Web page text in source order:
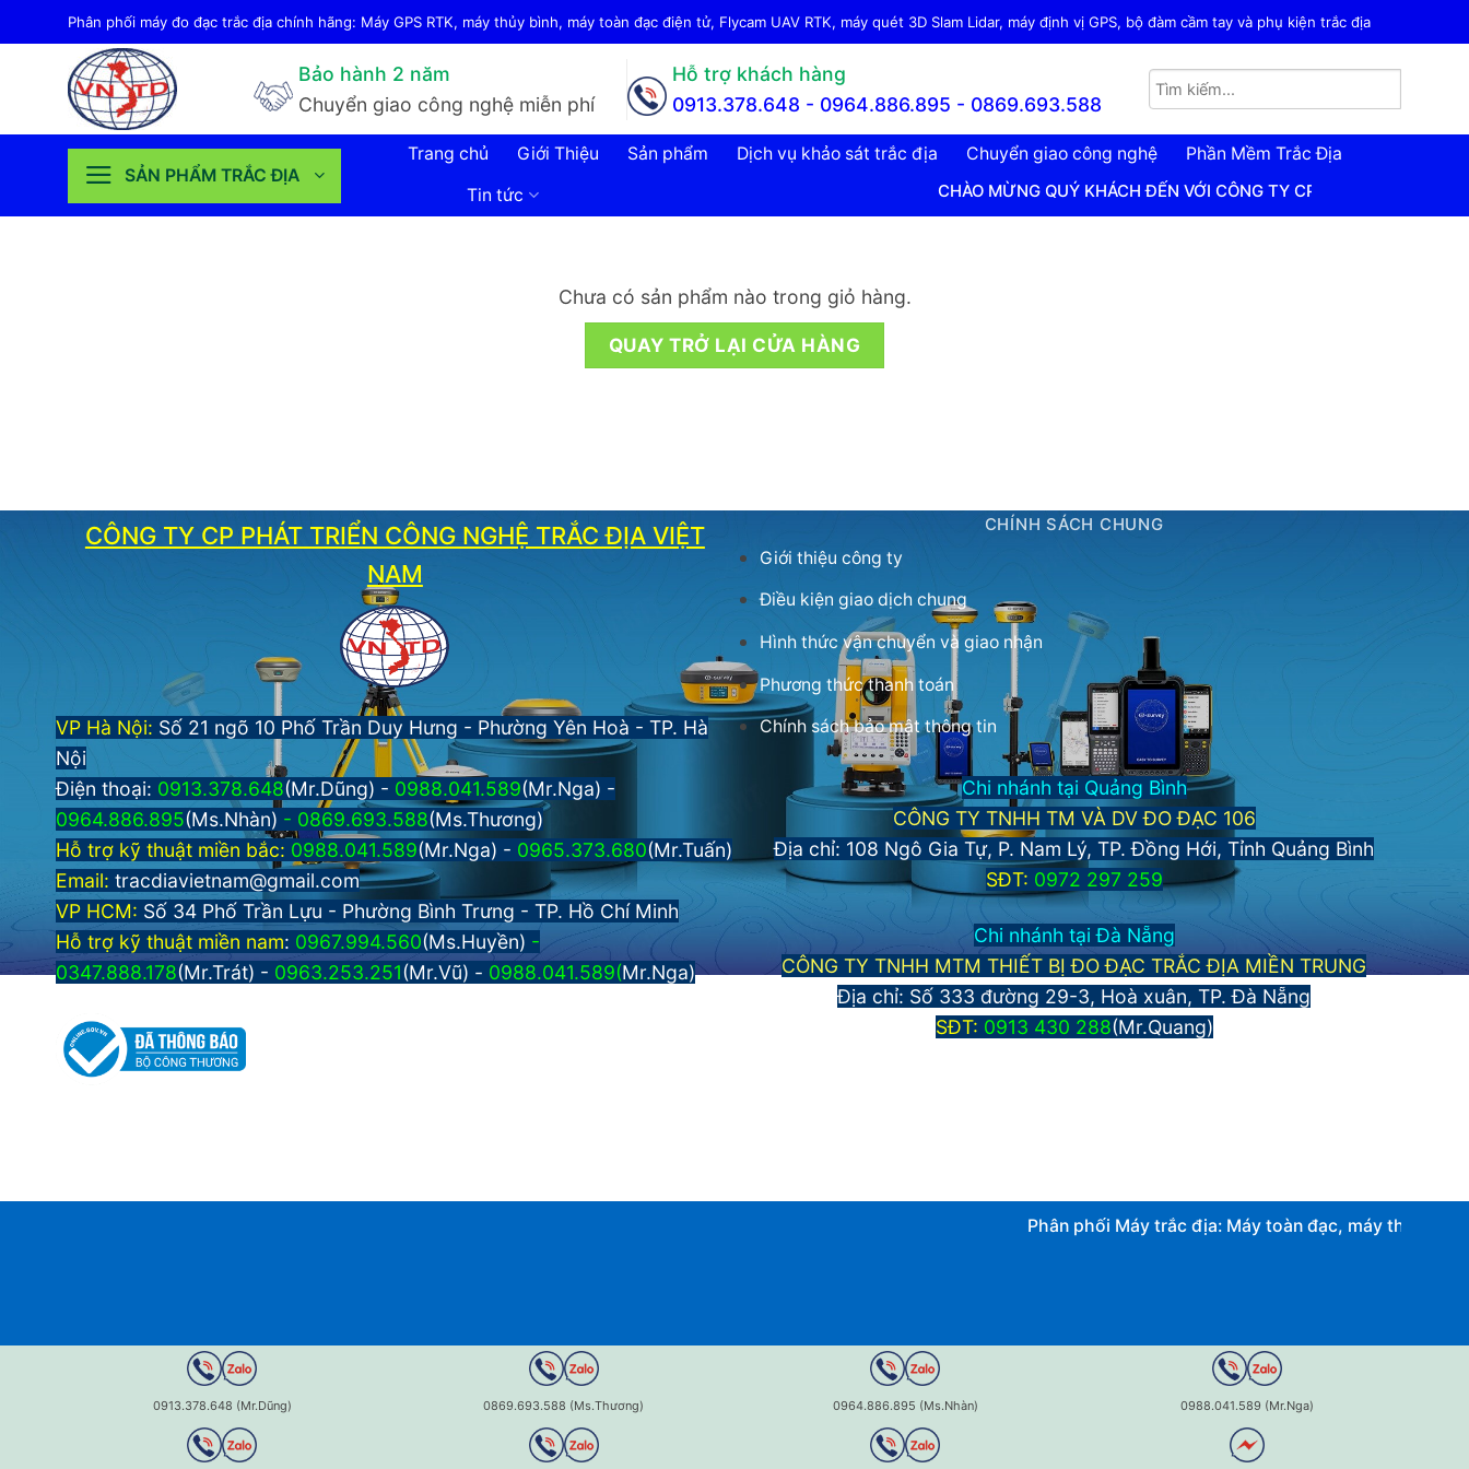
qua
Phân phối máy đo đạc trắc địa chính hãng: Máy GPS RTK, máy thủy bình, máy toàn đạc điện tử, Flycam UAV RTK, máy quét 3D Slam Lidar, máy định vị GPS, bộ đàm cầm tay và phụ kiện trắc địa
Bảo hành 2 năm
Chuyển giao công nghệ miễn phí
Hỗ trợ khách hàng
0913.378.648 - 0964.886.895 - 0869.693.588
SẢN PHẨM TRẮC ĐỊA
Trang chủ Giới Thiệu Sản phẩm Dịch vụ khảo sát trắc địa Chuyển giao công nghệ
Phần Mềm Trắc Địa
Tin tức
CHÀO MỪNG QUÝ KHÁCH ĐẾN VỚI CÔNG TY CP PHÁT TRIỂN CÔNG
Chưa có sản phẩm nào trong giỏ hàng.
QUAY TRỞ LẠI CỬA HÀNG
CÔNG TY CP PHÁT TRIỂN CÔNG NGHỆ TRẮC ĐỊA VIỆT
NAM
VP Hà Nội: Số 21 ngõ 10 Phố Trần Duy Hưng - Phường Yên Hoà - TP. Hà
Nội
Điện thoại: 0913.378.648(Mr.Dũng) - 0988.041.589(Mr.Nga) -
0964.886.895(Ms.Nhàn) - 0869.693.588(Ms.Thương)
Hỗ trợ kỹ thuật miền bắc: 0988.041.589(Mr.Nga) - 0965.373.680(Mr.Tuấn)
Email: tracdiavietnam@gmail.com
VP HCM: Số 34 Phố Trần Lựu - Phường Bình Trưng - TP. Hồ Chí Minh
Hỗ trợ kỹ thuật miền nam: 0967.994.560(Ms.Huyền) -
0347.888.178(Mr.Trát) - 0963.253.251(Mr.Vũ) - 0988.041.589(Mr.Nga)
CHÍNH SÁCH CHUNG
Giới thiệu công ty
Điều kiện giao dịch chung
Hình thức vận chuyển và giao nhận
Phương thức thanh toán
Chính sách bảo mật thông tin
Chi nhánh tại Quảng Bình
CÔNG TY TNHH TM VÀ DV ĐO ĐẠC 106
Địa chỉ: 108 Ngô Gia Tự, P. Nam Lý, TP. Đồng Hới, Tỉnh Quảng Bình
SĐT: 0972 297 259
Chi nhánh tại Đà Nẵng
CÔNG TY TNHH MTM THIẾT BỊ ĐO ĐẠC TRẮC ĐỊA MIỀN TRUNG
Địa chỉ: Số 333 đường 29-3, Hoà xuân, TP. Đà Nẵng
SĐT: 0913 430 288(Mr.Quang)
Phân phối Máy trắc địa: Máy toàn đạc, máy thủy bình
0913.378.648 (Mr.Dũng) 0869.693.588 (Ms.Thương) 0964.886.895 (Ms.Nhàn) 0988.041.589 (Mr.Nga)